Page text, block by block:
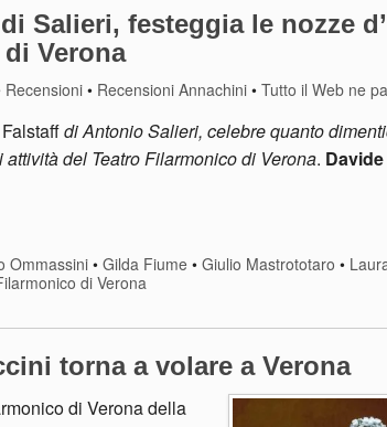
Salieri, festeggia le nozze
Verona
Recensioni • Recensioni Annachini •Tutto il Web ne
Falstaffdi Antonio Salieri, celebre quanto
del Teatro Filarmonico di Verona.
Ommassini •Gilda Fiume •Giulio Mastrototaro •
di Verona
torna a volare a Verona
di Verona della